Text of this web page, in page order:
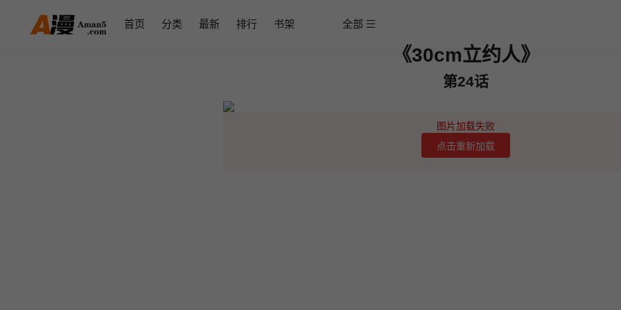
首页 分类 最新 排行 书架 全部
《30cm立约人》
第24话
图片加载失败
点击重新加载